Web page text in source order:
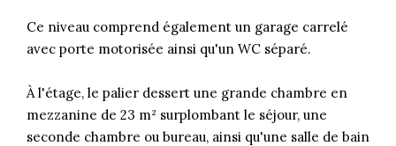
Ce niveau comprend également un garage carrelé
avec porte motorisée ainsi qu'un WC séparé.
À l'étage, le palier dessert une grande chambre en
mezzanine de 23 m² surplombant le séjour, une
seconde chambre ou bureau, ainsi qu'une salle de bain